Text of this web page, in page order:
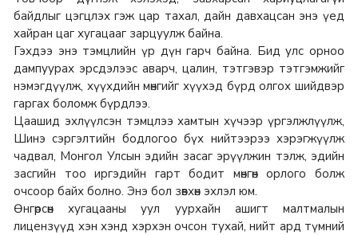
байдлыг цэгцлэх гэж цар тахал, дайн давхацсан энэ үед
хайран цаг хугацааг зарцуулж байна.
Гэхдээ энэ тэмцлийн үр дүн гарч байна. Бид улс орноо
дампуурах эрсдэлээс аварч, цалин, тэтгэвэр тэтгэмжийг
нэмэгдүүлж, хүүхдийн мөнгийг хүүхэд бүрд олгох шийдвэр
гаргах боломж бүрдлээ.
Цаашид эхлүүлсэн тэмцлээ хамтын хүчээр үргэлжлүүлж,
Шинэ сэргэлтийн бодлогоо бүх нийтээрээ хэрэгжүүлж
чадвал, Монгол Улсын эдийн засаг эрүүлжин тэлж, эдийн
засгийн тоо иргэдийн гарт бодит мөнгөн орлого болж
очсоор байх болно. Энэ бол зөвхөн эхлэл юм.
Өнгөрсөн хугацааны уул уурхайн ашигт малтмалын
лицензүүд хэн хэнд хэрхэн очсон тухай, нийт ард түмний